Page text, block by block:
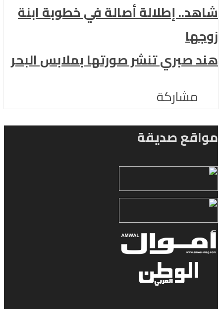
إطلالة أصالة في خطوبة ابنة
صبري تنشر صورتها بملابس البحر
مشاركة
صديقة